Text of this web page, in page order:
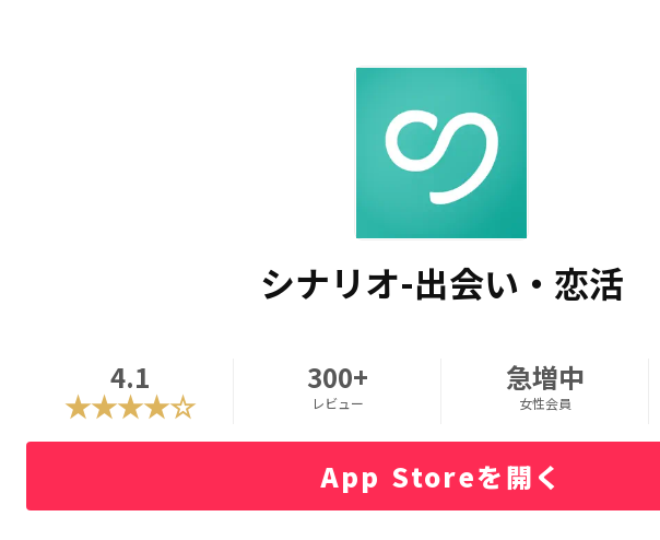
シナリオ-出会い・恋活
4.1
★★★★☆
300+
レビュー
急増中
女性会員
App Storeを開く